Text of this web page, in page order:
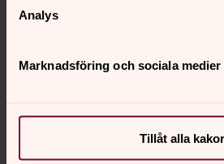
Analys
Marknadsföring och sociala medier
Tillåt alla kakor